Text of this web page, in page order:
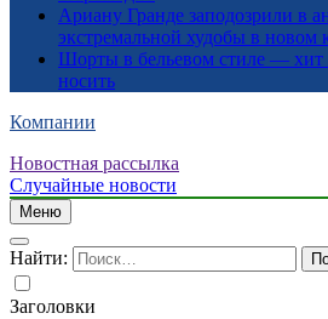
Ариану Гранде заподозрили в
экстремальной худобы в новом
Шорты в бельевом стиле — хит
носить
Компании
Новостная рассылка
Случайные новости
Меню
Найти:
Заголовки